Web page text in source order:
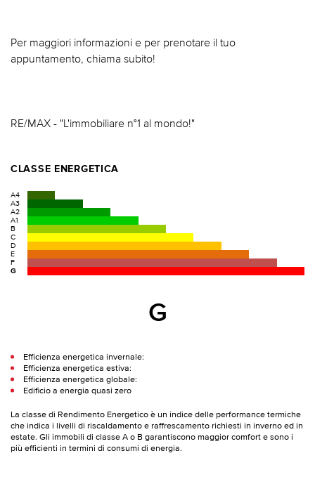
Per maggiori informazioni e per prenotare il tuo
appuntamento, chiama subito!
RE/MAX - "L'immobiliare n°1 al mondo!"
CLASSE ENERGETICA
A4
A3
A2
A1
B
C
D
E
F
G
G
Efficienza energetica invernale:
Efficienza energetica estiva:
Efficienza energetica globale:
Edificio a energia quasi zero
La classe di Rendimento Energetico è un indice delle performance termiche
che indica i livelli di riscaldamento e raffrescamento richiesti in inverno ed in
estate. Gli immobili di classe A o B garantiscono maggior comfort e sono i
più efficienti in termini di consumi di energia.